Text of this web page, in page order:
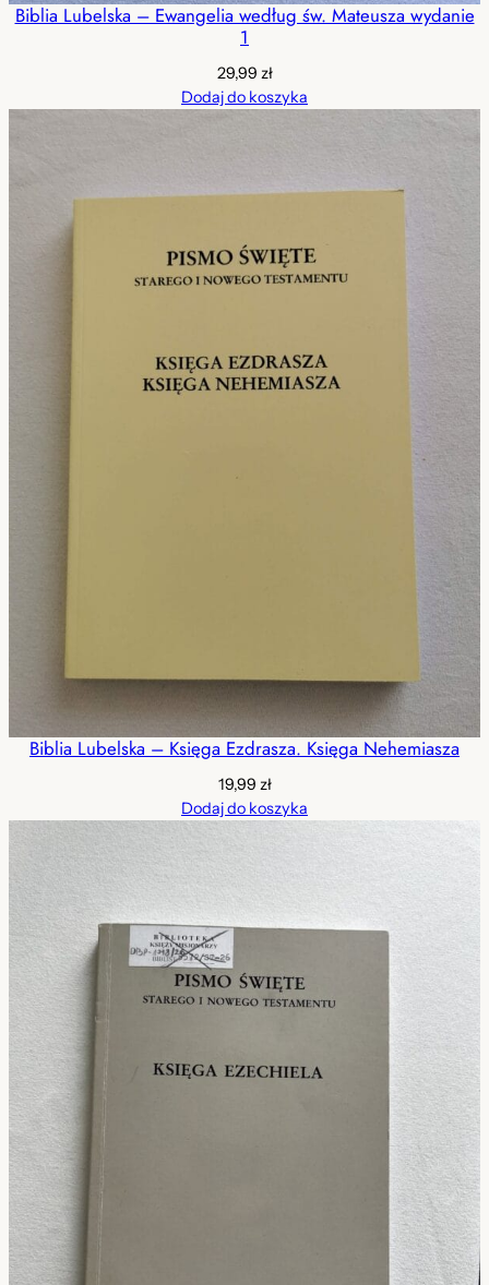
Biblia Lubelska – Ewangelia według św. Mateusza wydanie
1
29,99 zł
Dodaj do koszyka
Biblia Lubelska – Księga Ezdrasza. Księga Nehemiasza
19,99 zł
Dodaj do koszyka